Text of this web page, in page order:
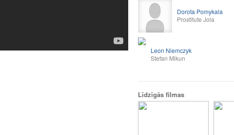
Dorota Pomykala
Prostitute Jola
Leon Niemczyk
Stefan Mikun
Līdzīgās filmas